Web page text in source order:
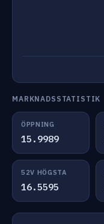
MARKNADSSTATISTIK
ÖPPNING
15.9989
52V HÖGSTA
16.5595